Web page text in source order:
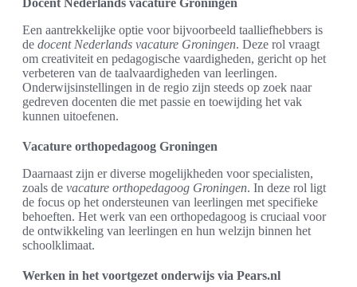
Docent Nederlands vacature Groningen
Een aantrekkelijke optie voor bijvoorbeeld taalliefhebbers is
de docent Nederlands vacature Groningen. Deze rol vraagt
om creativiteit en pedagogische vaardigheden, gericht op het
verbeteren van de taalvaardigheden van leerlingen.
Onderwijsinstellingen in de regio zijn steeds op zoek naar
gedreven docenten die met passie en toewijding het vak
kunnen uitoefenen.
Vacature orthopedagoog Groningen
Daarnaast zijn er diverse mogelijkheden voor specialisten,
zoals de vacature orthopedagoog Groningen. In deze rol ligt
de focus op het ondersteunen van leerlingen met specifieke
behoeften. Het werk van een orthopedagoog is cruciaal voor
de ontwikkeling van leerlingen en hun welzijn binnen het
schoolklimaat.
Werken in het voortgezet onderwijs via Pears.nl